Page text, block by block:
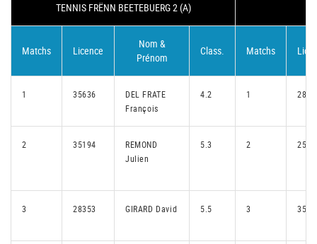
TENNIS FRËNN BEETEBUERG 2 (A)
Matchs Licence
Nom &
Prénom
Class. Matchs
1 35636
DEL FRATE
François
4.2 1
2 35194
REMOND
Julien
5.3 2
3 28353 GIRARD David 5.5 3